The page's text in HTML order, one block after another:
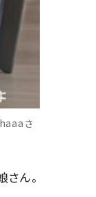
さ
さん。